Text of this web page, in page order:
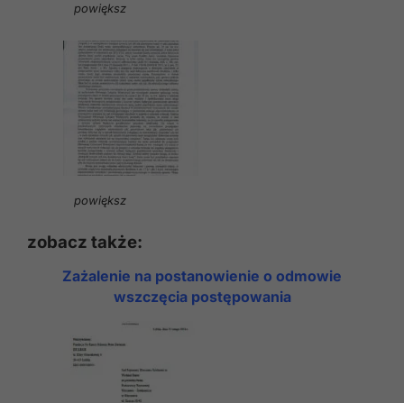
powiększ
powiększ
zobacz także:
Zażalenie na postanowienie o odmowie
wszczęcia postępowania